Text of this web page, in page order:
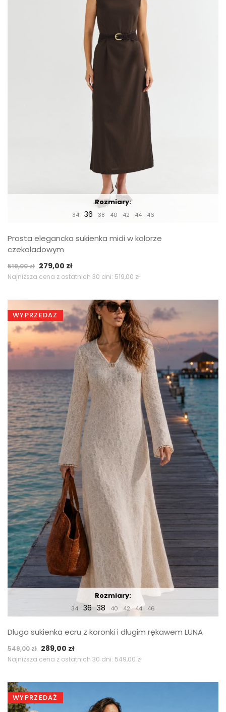
Rozmiary:
34 36 38 40 42 44 46
Prosta elegancka sukienka midi w kolorze
czekoladowym
519,00zł Pierwotna
cena
519,00 zł.
279,00 złAktualna
cena
279,00 zł.
Najniższa cena z ostatnich 30 dni: 519,00 zł
WYPRZEDAŻ
Rozmiary:
34 36 38 40 42 44 46
Długa sukienka ecru z koronki i długim rękawem LUNA
549,00zł Pierwotna
cena
549,00 zł.
289,00 złAktualna
cena
289,00 zł.
Najniższa cena z ostatnich 30 dni: 549,00 zł
WYPRZEDAŻ